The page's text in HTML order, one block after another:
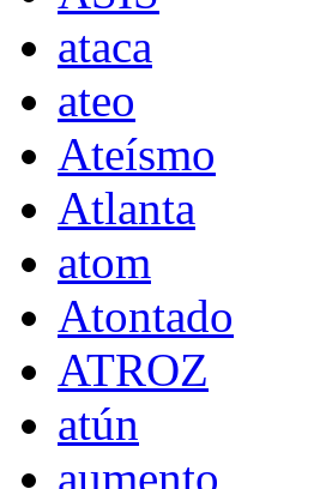
ataca
ateo
Ateísmo
Atlanta
atom
Atontado
ATROZ
atún
aumento